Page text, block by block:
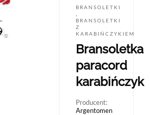
BRANSOLETKI
BRANSOLETKI
Z
KARABIŃCZYKIEM
Bransoletka
paracord
karabińczyk
Producent:
Argentomen